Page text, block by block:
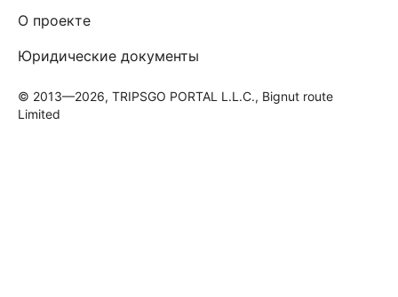
О проекте
Юридические документы
© 2013—2026, TRIPSGO PORTAL L.L.C., Bignut route
Limited